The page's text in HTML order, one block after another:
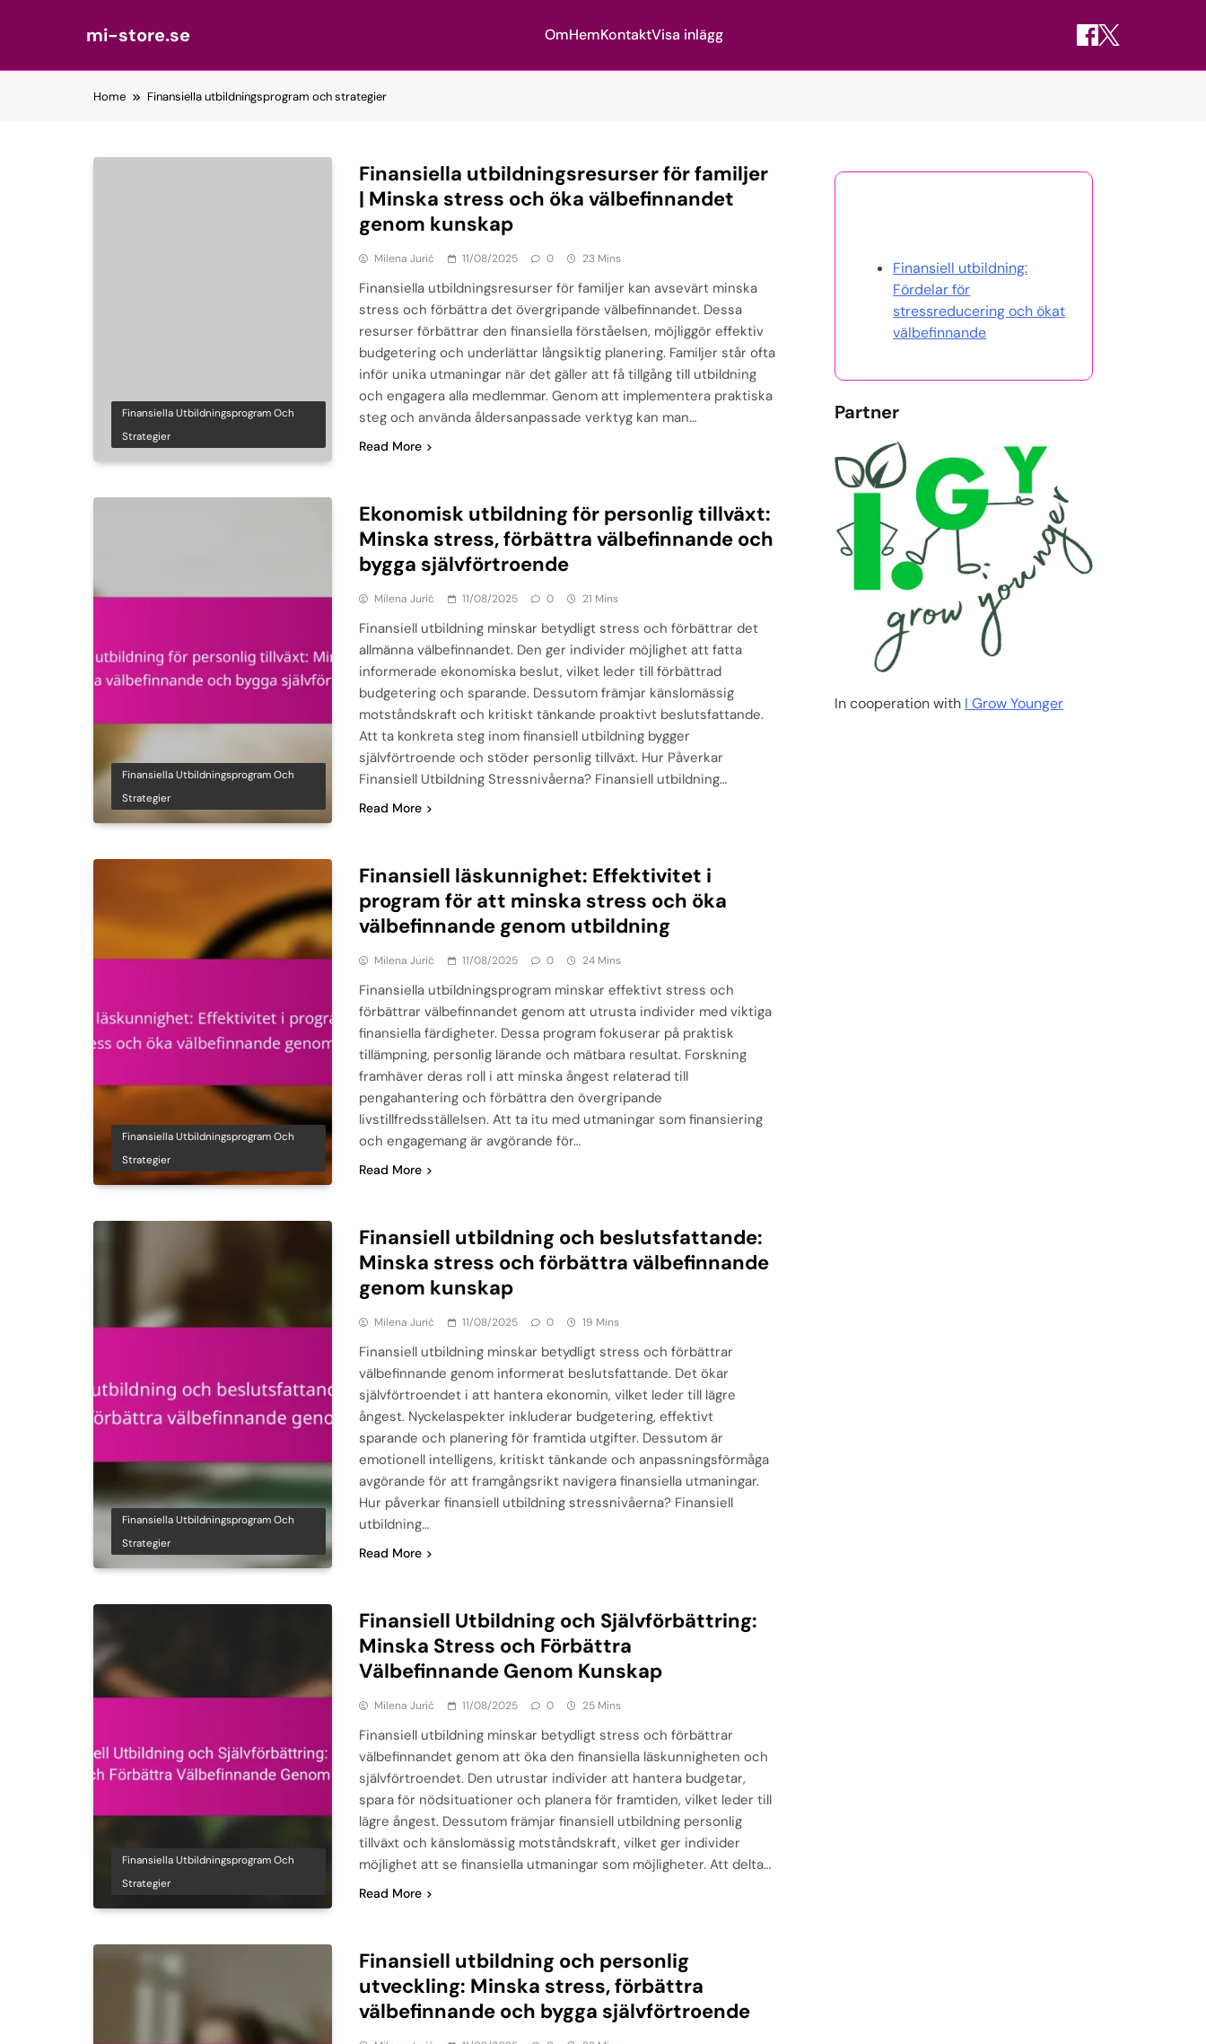
mi-store.se OmHemKontaktVisa inlägg
Home Finansiella utbildningsprogram och strategier
Finansiella Utbildningsprogram Och
Strategier
Finansiella utbildningsresurser för familjer
| Minska stress och öka välbefinnandet
genom kunskap
Milena Jurić 11/08/2025 0 23 Mins
Finansiella utbildningsresurser för familjer kan avsevärt minska
stress och förbättra det övergripande välbefinnandet. Dessa
resurser förbättrar den finansiella förståelsen, möjliggör effektiv
budgetering och underlättar långsiktig planering. Familjer står ofta
inför unika utmaningar när det gäller att få tillgång till utbildning
och engagera alla medlemmar. Genom att implementera praktiska
steg och använda åldersanpassade verktyg kan man…
Read More
Finansiella Utbildningsprogram Och
Strategier
Ekonomisk utbildning för personlig tillväxt:
Minska stress, förbättra välbefinnande och
bygga självförtroende
Milena Jurić 11/08/2025 0 21 Mins
Finansiell utbildning minskar betydligt stress och förbättrar det
allmänna välbefinnandet. Den ger individer möjlighet att fatta
informerade ekonomiska beslut, vilket leder till förbättrad
budgetering och sparande. Dessutom främjar känslomässig
motståndskraft och kritiskt tänkande proaktivt beslutsfattande.
Att ta konkreta steg inom finansiell utbildning bygger
självförtroende och stöder personlig tillväxt. Hur Påverkar
Finansiell Utbildning Stressnivåerna? Finansiell utbildning…
Read More
Finansiella Utbildningsprogram Och
Strategier
Finansiell läskunnighet: Effektivitet i
program för att minska stress och öka
välbefinnande genom utbildning
Milena Jurić 11/08/2025 0 24 Mins
Finansiella utbildningsprogram minskar effektivt stress och
förbättrar välbefinnandet genom att utrusta individer med viktiga
finansiella färdigheter. Dessa program fokuserar på praktisk
tillämpning, personlig lärande och mätbara resultat. Forskning
framhäver deras roll i att minska ångest relaterad till
pengahantering och förbättra den övergripande
livstillfredsställelsen. Att ta itu med utmaningar som finansiering
och engagemang är avgörande för…
Read More
Finansiella Utbildningsprogram Och
Strategier
Finansiell utbildning och beslutsfattande:
Minska stress och förbättra välbefinnande
genom kunskap
Milena Jurić 11/08/2025 0 19 Mins
Finansiell utbildning minskar betydligt stress och förbättrar
välbefinnande genom informerat beslutsfattande. Det ökar
självförtroendet i att hantera ekonomin, vilket leder till lägre
ångest. Nyckelaspekter inkluderar budgetering, effektivt
sparande och planering för framtida utgifter. Dessutom är
emotionell intelligens, kritiskt tänkande och anpassningsförmåga
avgörande för att framgångsrikt navigera finansiella utmaningar.
Hur påverkar finansiell utbildning stressnivåerna? Finansiell
utbildning…
Read More
Finansiella Utbildningsprogram Och
Strategier
Finansiell Utbildning och Självförbättring:
Minska Stress och Förbättra
Välbefinnande Genom Kunskap
Milena Jurić 11/08/2025 0 25 Mins
Finansiell utbildning minskar betydligt stress och förbättrar
välbefinnandet genom att öka den finansiella läskunnigheten och
självförtroendet. Den utrustar individer att hantera budgetar,
spara för nödsituationer och planera för framtiden, vilket leder till
lägre ångest. Dessutom främjar finansiell utbildning personlig
tillväxt och känslomässig motståndskraft, vilket ger individer
möjlighet att se finansiella utmaningar som möjligheter. Att delta…
Read More
Finansiell utbildning och personlig
utveckling: Minska stress, förbättra
välbefinnande och bygga självförtroende
Finansiell utbildning:
Fördelar för
stressreducering och ökat
välbefinnande
Partner
In cooperation with I Grow Younger